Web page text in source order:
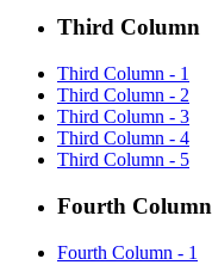
Third Column
Third Column - 1
Third Column - 2
Third Column - 3
Third Column - 4
Third Column - 5
Fourth Column
Fourth Column - 1